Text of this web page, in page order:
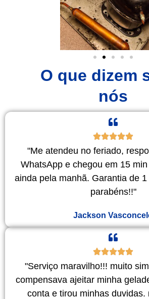
O que dizem
nós
"Me atendeu no feriado,
WhatsApp e chegou em 15
ainda pela manhã. Garantia de
parabéns!!"
Jackson
"Serviço maravilho!!! muito
compensava ajeitar minha
conta e tirou minhas duvidas.